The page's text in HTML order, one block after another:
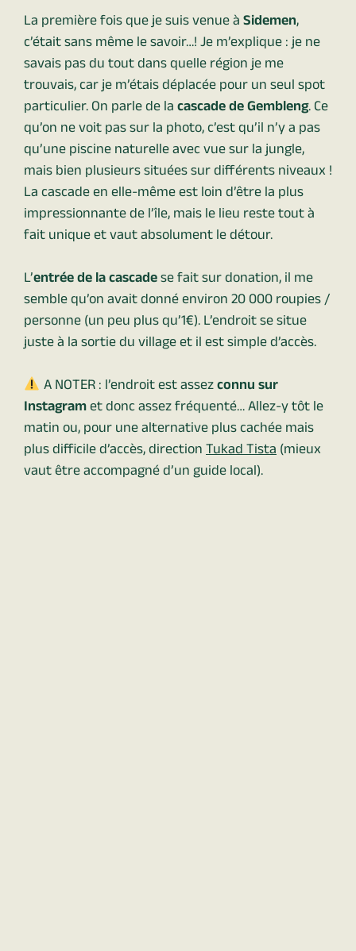
La première fois que je suis venue àSidemen,
c’était sans même le savoir…! Je m’explique : je ne
savais pas du tout dans quelle région je me
trouvais, car je m’étais déplacée pour un seul spot
particulier. On parle de lacascade de Gembleng. Ce
qu’on ne voit pas sur la photo, c’est qu’il n’y a pas
qu’une piscine naturelle avec vue sur la jungle,
mais bien plusieurs situées sur différents niveaux !
La cascade en elle-même est loin d’être la plus
impressionnante de l’île, mais le lieu reste tout à
fait unique et vaut absolument le détour.
L’entrée de la cascadese fait sur donation, il me
semble qu’on avait donné environ 20 000 roupies /
personne (un peu plus qu’1€). L’endroit se situe
juste à la sortie du village et il est simple d’accès.
A NOTER : l’endroit est assezconnu sur
Instagramet donc assez fréquenté… Allez-y tôt le
matin ou, pour une alternative plus cachée mais
plus difficile d’accès, directionTukad Tista(mieux
vaut être accompagné d’un guide local).